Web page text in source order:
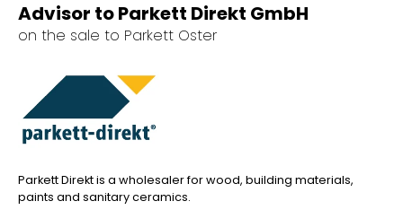
Advisor to Parkett Direkt GmbH
on the sale to Parkett Oster
Parkett Direkt is a wholesaler for wood, building materials,
paints and sanitary ceramics.